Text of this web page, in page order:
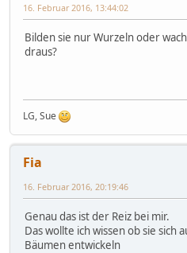
16. Februar 2016, 13:44:02
Bilden sie nur Wurzeln oder
draus?
LG, Sue
Fia
16. Februar 2016, 20:19:46
Genau das ist der Reiz bei mir.
Das wollte ich wissen ob sie sich
Bäumen entwickeln